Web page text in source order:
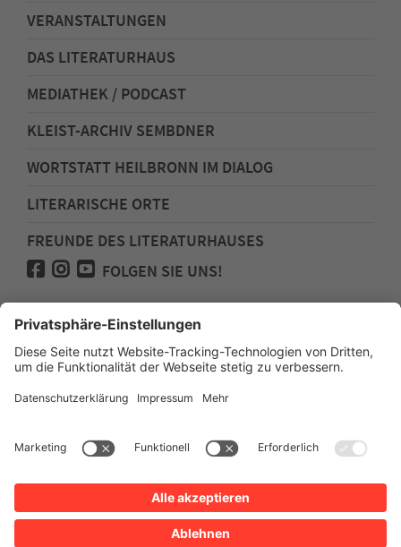
VERANSTALTUNGEN
DAS LITERATURHAUS
MEDIATHEK / PODCAST
KLEIST-ARCHIV SEMBDNER
WORTSTATT HEILBRONN IM DIALOG
LITERARISCHE ORTE
FREUNDE DES LITERATURHAUSES
FOLGEN SIE UNS!
Impressum
Anfahrt
Datenschutz
Barrierefreiheit
Literaturhauses